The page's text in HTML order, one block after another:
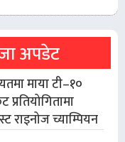
अपडेट
माया टी–१०
प्रतियोगितामा
राइनोज च्याम्पियन